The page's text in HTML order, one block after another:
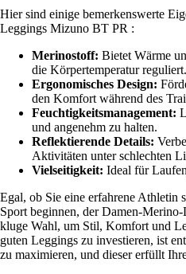
Hier sind einige bemerkenswerte
Leggings Mizuno BT PR :
Merinostoff: Bietet Wärme
die Körpertemperatur reguliert.
Ergonomisches Design:
den Komfort während des
Feuchtigkeitsmanagement:
und angenehm zu halten.
Reflektierende Details:
Aktivitäten unter schlechten
Vielseitigkeit: Ideal für
Egal, ob Sie eine erfahrene Athletin
Sport beginnen, der Damen-
kluge Wahl, um Stil, Komfort und
guten Leggings zu investieren, ist
zu maximieren, und dieser erfüllt